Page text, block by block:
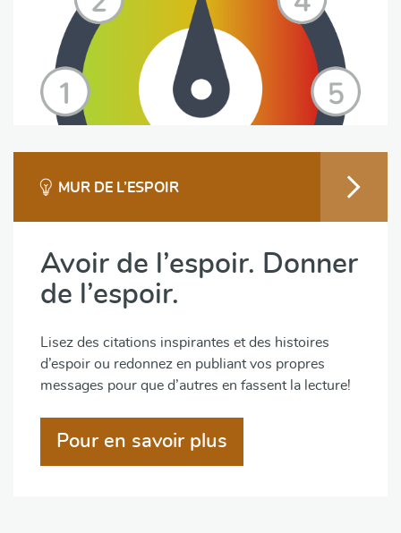
MUR DE L’ESPOIR
Avoir de l’espoir. Donner
de l’espoir.
Lisez des citations inspirantes et des histoires
d’espoir ou redonnez en publiant vos propres
messages pour que d’autres en fassent la lecture!
Pour en savoir plus